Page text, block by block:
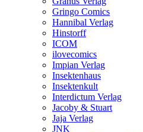
Gringo Comics
Hannibal Verlag
Hinstorff
ICOM
ilovecomics
Impian Verlag
Insektenhaus
Insektenkult
Interdictum Verlag
Jacoby & Stuart
Jaja Verlag
JNK